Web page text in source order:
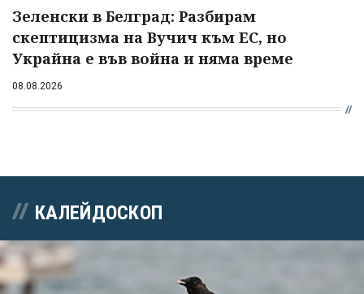
Зеленски в Белград: Разбирам
скептицизма на Вучич към ЕС, но
Украйна е във война и няма време
08.08.2026
КАЛЕЙДОСКОП